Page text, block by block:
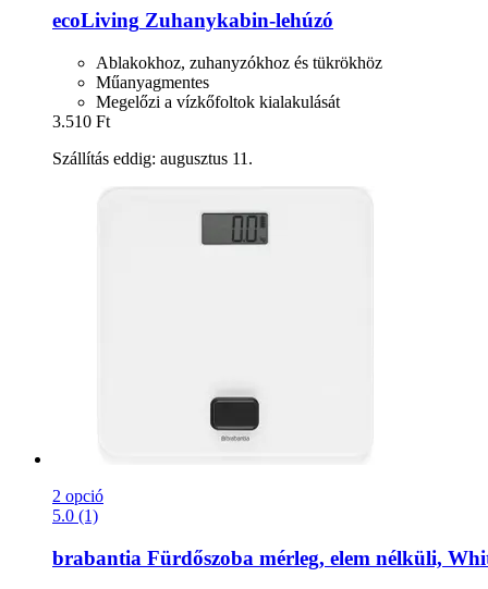
ecoLiving Zuhanykabin-​lehúzó
Ablakokhoz, zuhanyzókhoz és tükrökhöz
Műanyagmentes
Megelőzi a vízkőfoltok kialakulását
3.510 Ft
Szállítás eddig: augusztus 11.
2 opció
5.0 (1)
brabantia Fürdőszoba mérleg, elem nélküli,